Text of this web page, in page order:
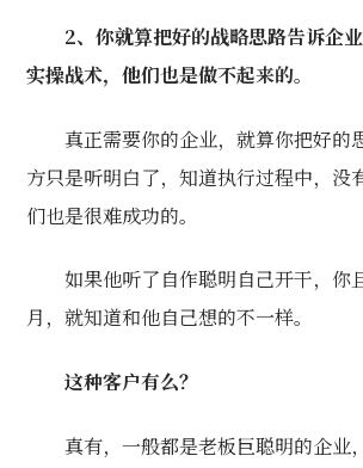
2、你就算把好的战略思路告诉企
实操战术，他们也是做不起来的。
真正需要你的企业，就算你把好的
方只是听明白了，知道执行过程中，没
们也是很难成功的。
如果他听了自作聪明自己开干，你
月，就知道和他自己想的不一样。
这种客户有么？
真有，一般都是老板巨聪明的企业